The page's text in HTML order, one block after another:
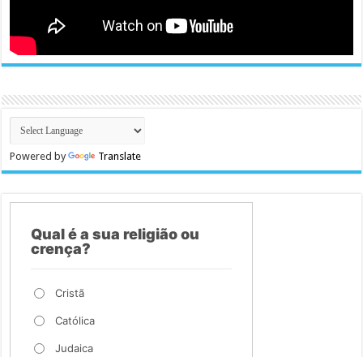
Powered by Translate
Qual é a sua religião ou
crença?
Cristã
Católica
Judaica